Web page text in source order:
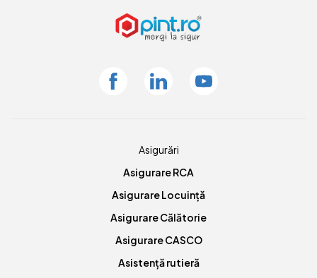
FacebookLinkedin Youtube
Asigurări
Asigurare RCA
Asigurare Locuință
Asigurare Călătorie
Asigurare CASCO
Asistență rutieră